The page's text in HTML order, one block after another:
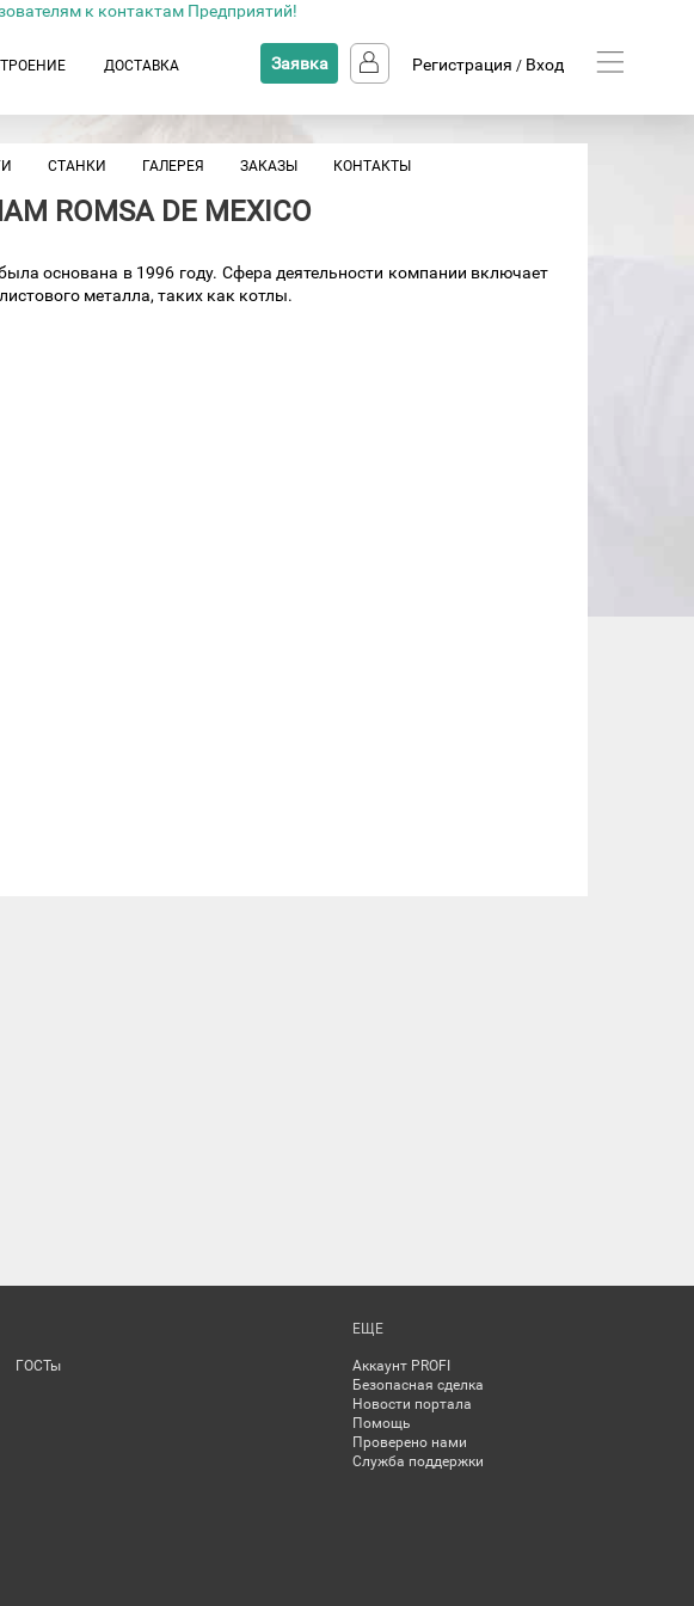
к контактам Предприятий!
ДОСТАВКА Заявка Регистрация / Вход
СТАНКИ ГАЛЕРЕЯ ЗАКАЗЫ КОНТАКТЫ
ROMSA DE MEXICO
основана в 1996 году. Сфера деятельности компании включает
металла, таких как котлы.
ГОСТы
ЕЩЕ
Аккаунт PROFI
Безопасная сделка
Новости портала
Помощь
Проверено нами
Служба поддержки